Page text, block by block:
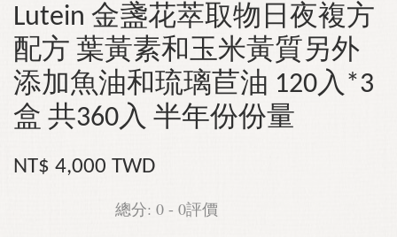
Lutein 金盞花萃取物日夜複方
配方 葉黃素和玉米黃質另外
添加魚油和琉璃苣油 120入*3
盒 共360入 半年份份量
NT$ 4,000 TWD
總分: 0 - 0評價